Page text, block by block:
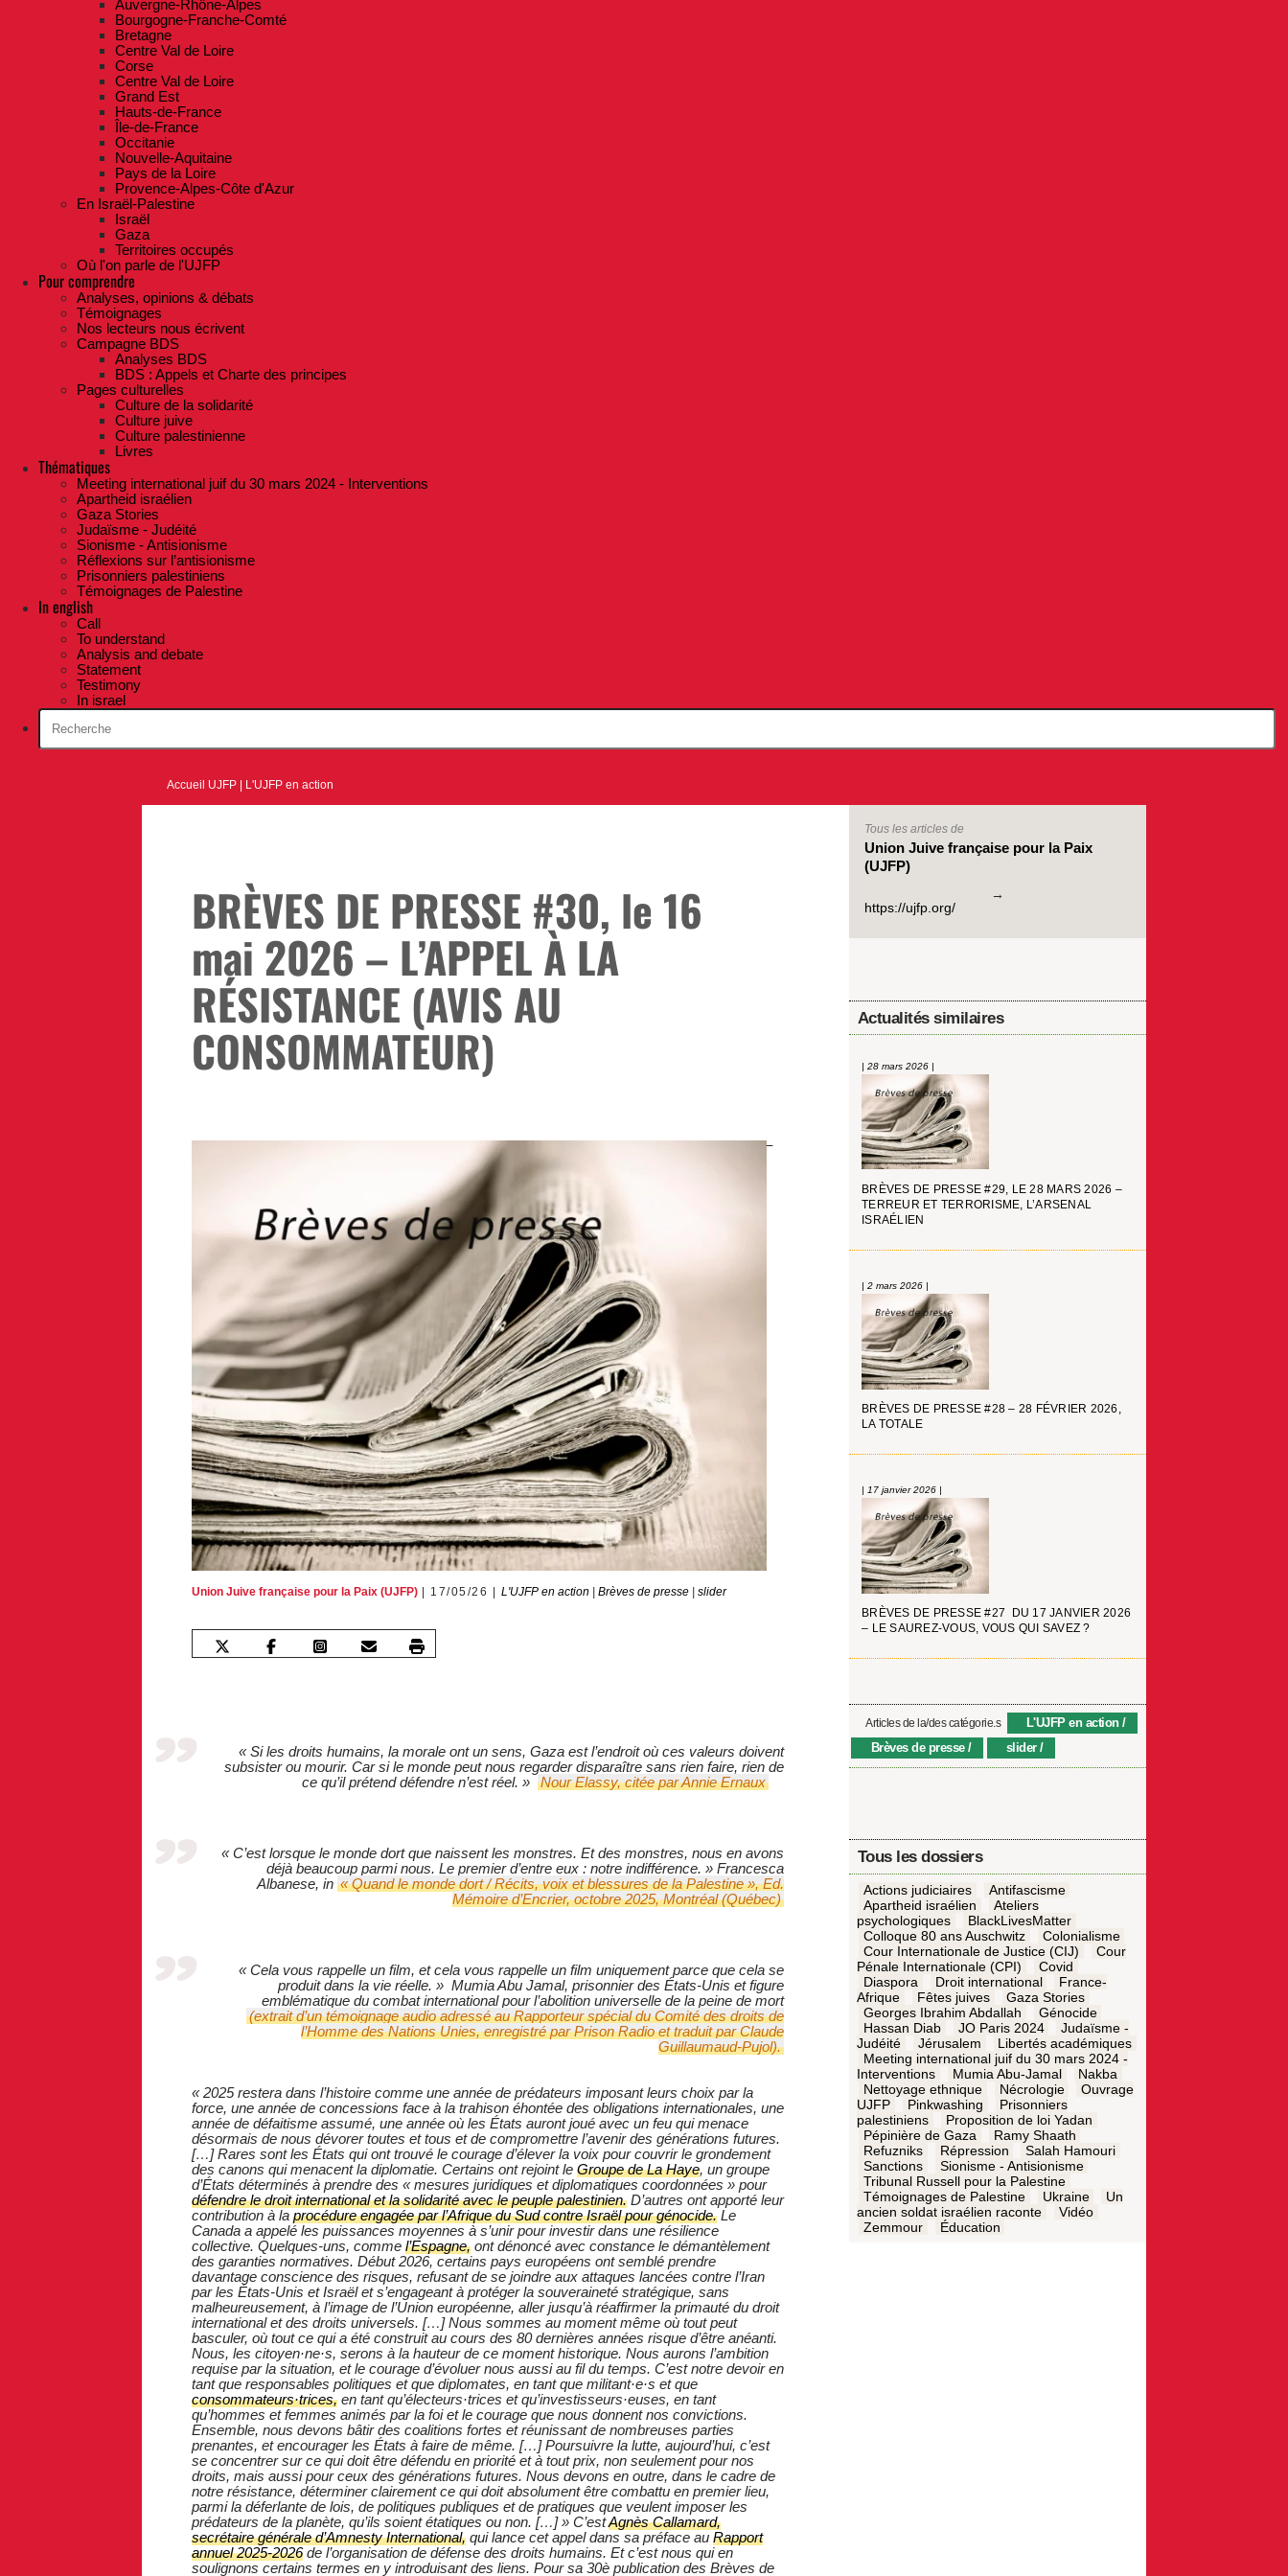
Auvergne-Rhône-Alpes
Bourgogne-Franche-Comté
Bretagne
Centre Val de Loire
Corse
Centre Val de Loire
Grand Est
Hauts-de-France
Île-de-France
Occitanie
Nouvelle-Aquitaine
Pays de la Loire
Provence-Alpes-Côte d'Azur
En Israël-Palestine
Israël
Gaza
Territoires occupés
Où l'on parle de l'UJFP
Pour comprendre
Analyses, opinions & débats
Témoignages
Nos lecteurs nous écrivent
Campagne BDS
Analyses BDS
BDS : Appels et Charte des principes
Pages culturelles
Culture de la solidarité
Culture juive
Culture palestinienne
Livres
Thématiques
Meeting international juif du 30 mars 2024 - Interventions
Apartheid israélien
Gaza Stories
Judaïsme - Judéité
Sionisme - Antisionisme
Réflexions sur l’antisionisme
Prisonniers palestiniens
Témoignages de Palestine
In english
Call
To understand
Analysis and debate
Statement
Testimony
In israel
Accueil UJFP L'UJFP en action
BRÈVES DE PRESSE #30, le 16
mai 2026 – L’APPEL À LA
RÉSISTANCE (AVIS AU
CONSOMMATEUR)
Union Juive française pour la Paix (UJFP) 17/05/26 L'UJFP en action Brèves de presse| slider
« Si les droits humains, la morale ont un sens, Gaza est l’endroit où ces valeurs doivent
subsister ou mourir. Car si le monde peut nous regarder disparaître sans rien faire, rien de
ce qu’il prétend défendre n’est réel. »Nour Elassy, citée par Annie Ernaux
« C’est lorsque le monde dort que naissent les monstres. Et des monstres, nous en avons
déjà beaucoup parmi nous. Le premier d’entre eux : notre indifférence. » Francesca
Albanese, in« Quand le monde dort / Récits, voix et blessures de la Palestine », Ed.
Mémoire d’Encrier, octobre 2025, Montréal (Québec)
« Cela vous rappelle un film, et cela vous rappelle un film uniquement parce que cela se
produit dans la vie réelle. » Mumia Abu Jamal, prisonnier des États-Unis et figure
emblématique du combat international pour l’abolition universelle de la peine de mort
(extrait d’un témoignage audio adressé au Rapporteur spécial du Comité des droits de
l’Homme des Nations Unies, enregistré par Prison Radio et traduit par Claude
Guillaumaud-Pujol).
« 2025 restera dans l’histoire comme une année de prédateurs imposant leurs choix par la
force, une année de concessions face à la trahison éhontée des obligations internationales, une
année de défaitisme assumé, une année où les États auront joué avec un feu qui menace
désormais de nous dévorer toutes et tous et de compromettre l’avenir des générations futures.
[…] Rares sont les États qui ont trouvé le courage d’élever la voix pour couvrir le grondement
des canons qui menacent la diplomatie. Certains ont rejoint le Groupe de La Haye, un groupe
d’États déterminés à prendre des « mesures juridiques et diplomatiques coordonnées » pour
défendre le droit international et la solidarité avec le peuple palestinien.D’autres ont apporté leur
contribution à la procédure engagée par l’Afrique du Sud contre Israël pour génocide.Le
Canada a appelé les puissances moyennes à s’unir pour investir dans une résilience
collective. Quelques-uns, comme l’Espagne,ont dénoncé avec constance le démantèlement
des garanties normatives. Début 2026, certains pays européens ont semblé prendre
davantage conscience des risques, refusant de se joindre aux attaques lancées contre l’Iran
par les États-Unis et Israël et s’engageant à protéger la souveraineté stratégique, sans
malheureusement, à l’image de l’Union européenne, aller jusqu’à réaffirmer la primauté du droit
international et des droits universels. […] Nous sommes au moment même où tout peut
basculer, où tout ce qui a été construit au cours des 80 dernières années risque d’être anéanti.
Nous, les citoyen·ne·s, serons à la hauteur de ce moment historique. Nous aurons l’ambition
requise par la situation, et le courage d’évoluer nous aussi au fil du temps. C’est notre devoir en
tant que responsables politiques et que diplomates, en tant que militant·e·s et que
consommateurs·trices,en tant qu’électeurs·trices et qu’investisseurs·euses, en tant
qu’hommes et femmes animés par la foi et le courage que nous donnent nos convictions.
Ensemble, nous devons bâtir des coalitions fortes et réunissant de nombreuses parties
prenantes, et encourager les États à faire de même. […] Poursuivre la lutte, aujourd’hui, c’est
se concentrer sur ce qui doit être défendu en priorité et à tout prix, non seulement pour nos
droits, mais aussi pour ceux des générations futures. Nous devons en outre, dans le cadre de
notre résistance, déterminer clairement ce qui doit absolument être combattu en premier lieu,
parmi la déferlante de lois, de politiques publiques et de pratiques que veulent imposer les
prédateurs de la planète, qu’ils soient étatiques ou non. […] » C’estAgnès Callamard,
secrétaire générale d’Amnesty International,qui lance cet appel dans sa préface au Rapport
annuel 2025-2026de l’organisation de défense des droits humains. Et c’est nous qui en
soulignons certains termes en y introduisant des liens. Pour sa 30è publication des Brèves de
Tous les articles de
Union Juive française pour la Paix
(UJFP)
https://ujfp.org/
Actualités similaires
| 28 mars 2026 |
BRÈVES DE PRESSE #29, LE 28 MARS 2026 –
TERREUR ET TERRORISME, L’ARSENAL
ISRAÉLIEN
| 2 mars 2026 |
BRÈVES DE PRESSE #28 – 28 FÉVRIER 2026,
LA TOTALE
| 17 janvier 2026 |
BRÈVES DE PRESSE #27 DU 17 JANVIER 2026
– LE SAUREZ-VOUS, VOUS QUI SAVEZ ?
Articles de la/des catégorie.s
L'UJFP en action
Brèves de presse
slider
Tous les dossiers
Actions judiciaires
Antifascisme
Apartheid israélien
Ateliers
psychologiques
BlackLivesMatter
Colloque 80 ans Auschwitz
Colonialisme
Cour Internationale de Justice (CIJ)
Cour
Pénale Internationale (CPI)
Covid
Diaspora
Droit international
France-
Afrique
Fêtes juives
Gaza Stories
Georges Ibrahim Abdallah
Génocide
Hassan Diab
JO Paris 2024
Judaïsme -
Judéité
Jérusalem
Libertés académiques
Meeting international juif du 30 mars 2024 -
Interventions
Mumia Abu-Jamal
Nakba
Nettoyage ethnique
Nécrologie
Ouvrage
UJFP
Pinkwashing
Prisonniers
palestiniens
Proposition de loi Yadan
Pépinière de Gaza
Ramy Shaath
Refuzniks
Répression
Salah Hamouri
Sanctions
Sionisme - Antisionisme
Tribunal Russell pour la Palestine
Témoignages de Palestine
Ukraine
Un
ancien soldat israélien raconte
Vidéo
Zemmour
Éducation